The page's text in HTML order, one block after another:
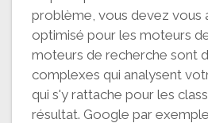
problème, vous devez vous
optimisé pour les moteurs
moteurs de recherche sont
complexes qui analysent
qui s'y rattache pour les
résultat. Google par